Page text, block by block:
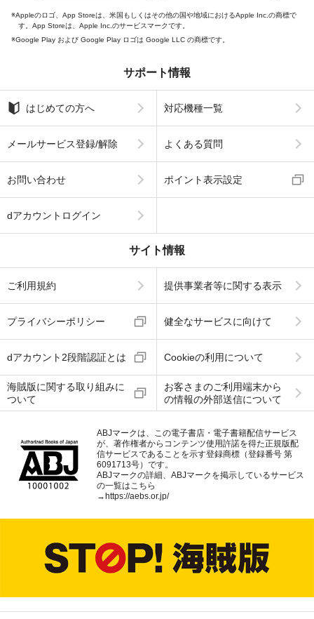
Appleのロゴ、App Storeは、米国もしくはその他の国や地域におけるApple Inc.の商標で
す。App Storeは、Apple Inc.のサービスマークです。
Google Play および Google Play ロゴは Google LLC の商標です。
サポート情報
はじめての方へ 対応機種一覧
メールサービス登録/解除 よくある質問
お問い合わせ ポイント表示設定
dアカウントログイン
サイト情報
ご利用規約 提供事業者等に関する表示
プライバシーポリシー 健全なサービスに向けて
dアカウント2段階認証とは Cookieの利用について
海賊版に関する取り組みに
ついて
お客さまのご利用端末から
の情報の外部送信について
ABJマークは、この電子書店・電子書籍配信サービス
が、著作権者からコンテンツ使用許諾を得た正規版配
信サービスであることを示す登録商標（登録番号 第
6091713号）です。
ABJマークの詳細、ABJマークを掲示しているサービス
の一覧はこちら
→https://aebs.or.jp/